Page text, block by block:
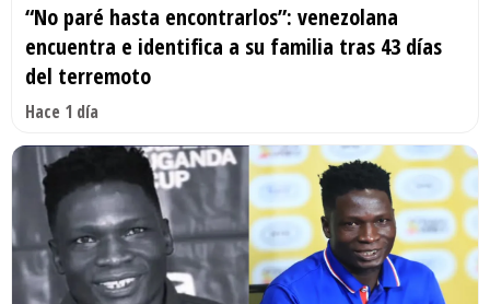
“No paré hasta encontrarlos”: venezolana
encuentra e identifica a su familia tras 43 días
del terremoto
Hace 1 día